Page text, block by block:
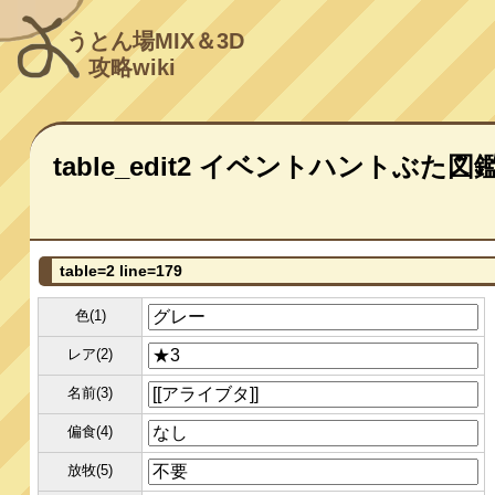
うとん場MIX＆3D
攻略wiki
table_edit2 イベントハントぶた図
table=2 line=179
色(1)
レア(2)
名前(3)
偏食(4)
放牧(5)